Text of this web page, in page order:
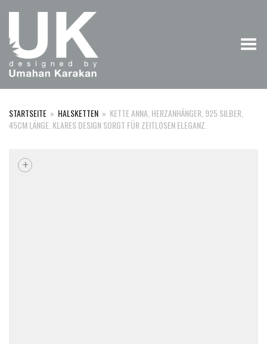
Menü umschalten
STARTSEITE » HALSKETTEN » KETTE ANNA, HERZANHÄNGER, 925 SILBER,
45CM LÄNGE. KLARES DESIGN SORGT FÜR ZEITLOSEN ELEGANZ.
+